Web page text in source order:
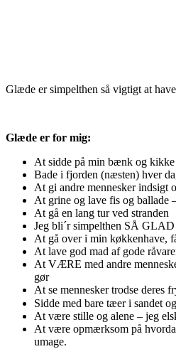
Glæde er simpelthen så vigtigt at
Glæde er for mig:
At sidde på min bænk og kikke
Bade i fjorden (næsten) hver
At gi andre mennesker indsigt
At grine og lave fis og ballade
At gå en lang tur ved stranden
Jeg bli´r simpelthen SÅ
At gå over i min køkkenhave,
At lave god mad af gode
At VÆRE med andre
gør
At se mennesker trodse deres
Sidde med bare tæer i sandet
At være stille og alene – jeg
At være opmærksom på
umage.